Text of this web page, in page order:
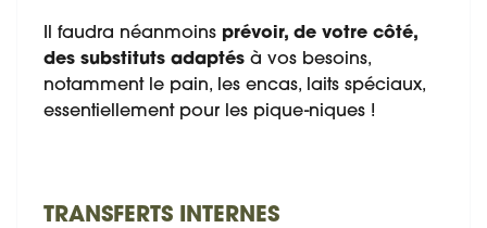
Il faudra néanmoins prévoir, de votre côté,
des substituts adaptés à vos besoins,
notamment le pain, les encas, laits spéciaux,
essentiellement pour les pique-niques !
TRANSFERTS INTERNES